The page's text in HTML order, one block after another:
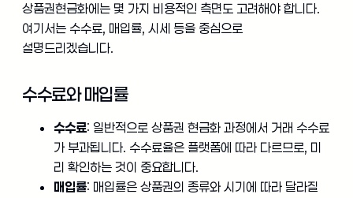
상품권현금화에는 몇 가지 비용적인 측면도 고려해야 합니다.
여기서는 수수료, 매입률, 시세 등을 중심으로
설명드리겠습니다.
수수료와 매입률
수수료: 일반적으로 상품권 현금화 과정에서 거래 수수료
가 부과됩니다. 수수료율은 플랫폼에 따라 다르므로, 미
리 확인하는 것이 중요합니다.
매입률: 매입률은 상품권의 종류와 시기에 따라 달라질